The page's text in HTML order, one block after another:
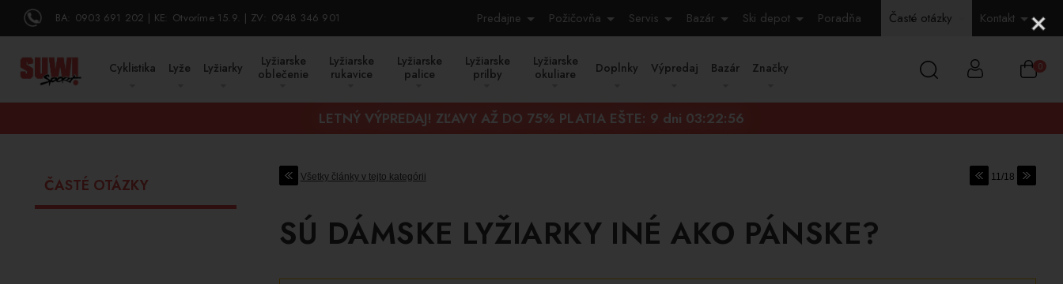
BA: 0903 691 202 KE: Otvoríme 15.9. ZV: 0948 346 901
0
Predajne Požičovňa Servis Bazár Ski depot Poradňa Časté otázky Kontakt
Cyklistika Lyže Lyžiarky
Lyžiarske
oblečenie
Lyžiarske
rukavice
Lyžiarske
palice
Lyžiarske
prilby
Lyžiarske
okuliare
Doplnky Výpredaj Bazár Značky
LETNÝ VÝPREDAJ! ZĽAVY AŽ DO 75% PLATIA EŠTE: 9 dni 03:22:55
Všetky články v tejto kategórii 11/18
SÚ DÁMSKE LYŽIARKY INÉ AKO PÁNSKE?
ČASTÉ OTÁZKY